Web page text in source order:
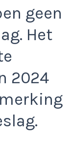
geen
Het
2024